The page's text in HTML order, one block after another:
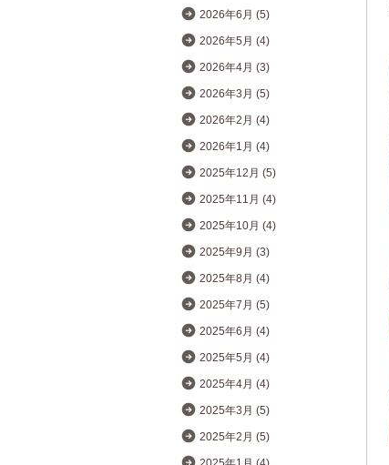
2026年6月 (5)
2026年5月 (4)
2026年4月 (3)
2026年3月 (5)
2026年2月 (4)
2026年1月 (4)
2025年12月 (5)
2025年11月 (4)
2025年10月 (4)
2025年9月 (3)
2025年8月 (4)
2025年7月 (5)
2025年6月 (4)
2025年5月 (4)
2025年4月 (4)
2025年3月 (5)
2025年2月 (5)